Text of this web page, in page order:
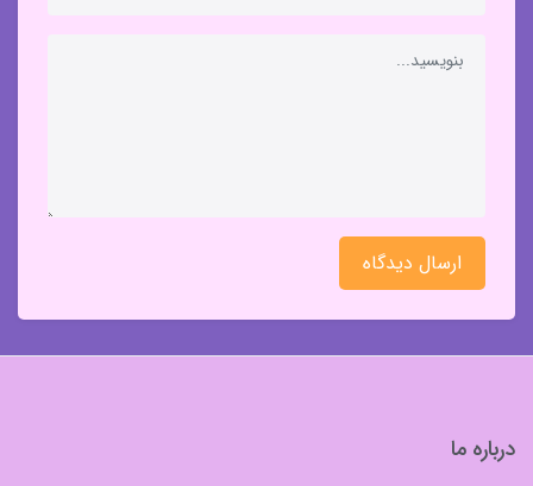
ارسال دیدگاه
درباره ما